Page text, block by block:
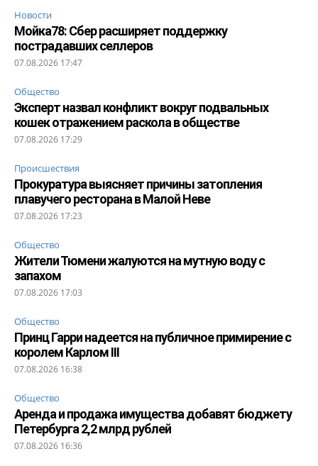
Новости
Мойка78: Сбер расширяет поддержку
пострадавших селлеров
07.08.2026 17:47
Общество
Эксперт назвал конфликт вокруг подвальных
кошек отражением раскола в обществе
07.08.2026 17:29
Происшествия
Прокуратура выясняет причины затопления
плавучего ресторана в Малой Неве
07.08.2026 17:23
Общество
Жители Тюмени жалуются на мутную воду с
запахом
07.08.2026 17:03
Общество
Принц Гарри надеется на публичное примирение с
королем Карлом III
07.08.2026 16:38
Общество
Аренда и продажа имущества добавят бюджету
Петербурга 2,2 млрд рублей
07.08.2026 16:36